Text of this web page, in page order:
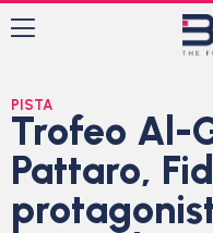
PISTA
Trofeo Al-
Pattaro,